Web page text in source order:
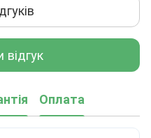
Оплата